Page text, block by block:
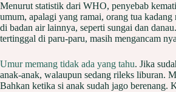
Menurut statistik dari WHO, penyebab
umum, apalagi yang ramai, orang tua
di badan air lainnya, seperti sungai dan
tertinggal di paru-paru, masih mengancam
Umur memang tidak ada yang tahu. Jika
anak-anak, walaupun sedang rileks liburan.
Bahkan ketika si anak sudah jago berenang.